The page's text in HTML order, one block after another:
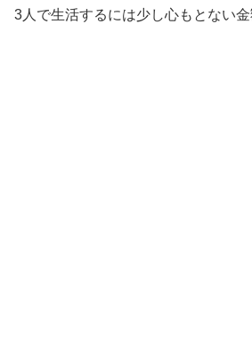
3人で生活するには少し心もとない金